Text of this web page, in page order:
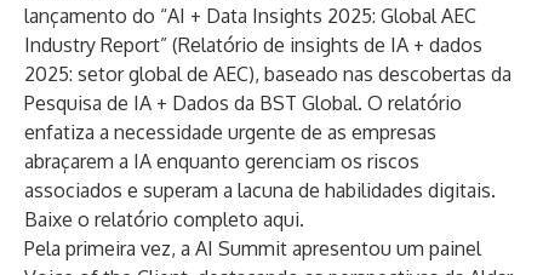
lançamento do “AI + Data Insights 2025: Global AEC
Industry Report” (Relatório de insights de IA + dados
2025: setor global de AEC), baseado nas descobertas da
Pesquisa de IA + Dados da BST Global. O relatório
enfatiza a necessidade urgente de as empresas
abraçarem a IA enquanto gerenciam os riscos
associados e superam a lacuna de habilidades digitais.
Baixe o relatório completo aqui.
Pela primeira vez, a AI Summit apresentou um painel